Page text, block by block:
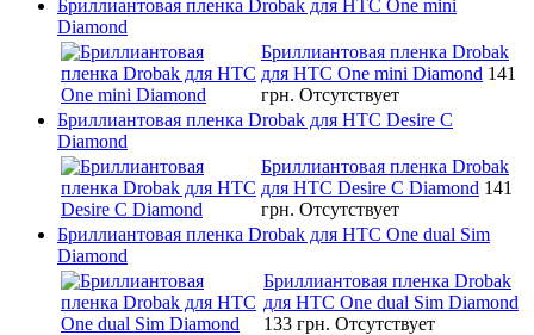
Бриллиантовая пленка Drobak для HTC One mini
Diamond
Бриллиантовая пленка Drobak
для HTC One mini Diamond 141
грн. Отсутствует
Бриллиантовая пленка Drobak для HTC Desire C
Diamond
Бриллиантовая пленка Drobak
для HTC Desire C Diamond 141
грн. Отсутствует
Бриллиантовая пленка Drobak для HTC One dual Sim
Diamond
Бриллиантовая пленка Drobak
для HTC One dual Sim Diamond
133 грн. Отсутствует